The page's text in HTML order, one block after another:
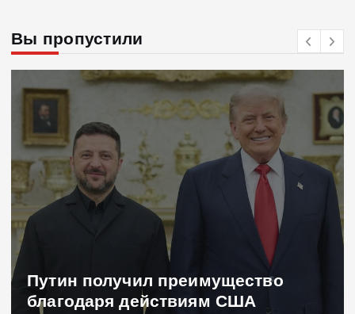
Вы пропустили
Путин получил преимущество
благодаря действиям США